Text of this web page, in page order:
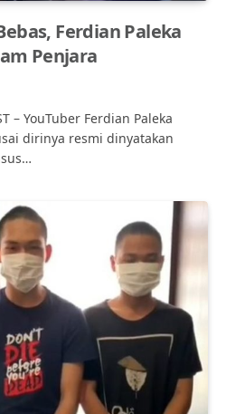
Ferdian Paleka
Penjara
– YouTuber Ferdian Paleka
dirinya resmi dinyatakan